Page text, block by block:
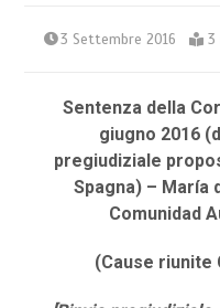
3 Settembre 2016 3
Sentenza della
giugno 2016
pregiudiziale
Spagna) – María
Comunidad
(Cause riunite